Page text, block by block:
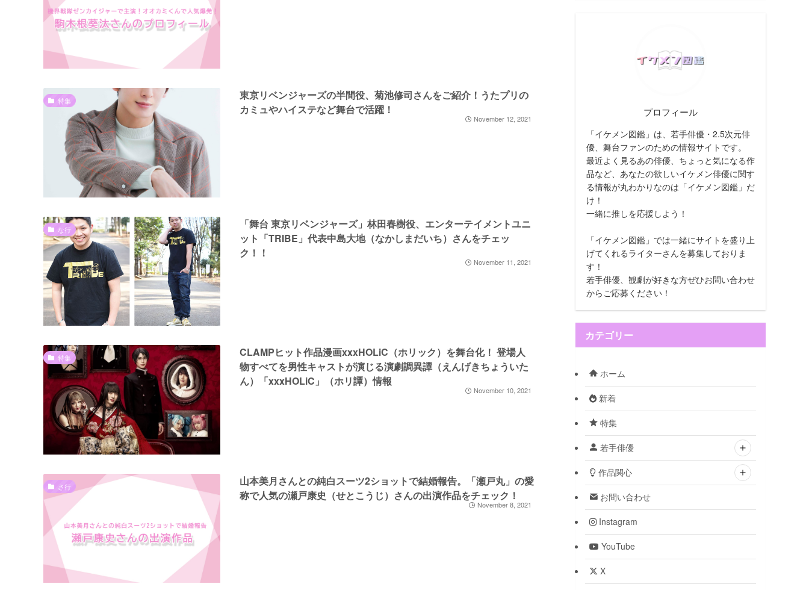
特集
東京リベンジャーズの半間役、菊池修司さんをご紹介！うたプリの
カミュやハイステなど舞台で活躍！
November 12, 2021
な行
「舞台 東京リベンジャーズ」林田春樹役、エンターテイメントユニ
ット「TRIBE」代表中島大地（なかしまだいち）さんをチェッ
ク！！
November 11, 2021
特集
CLAMPヒット作品漫画xxxHOLiC（ホリック）を舞台化！ 登場人
物すべてを男性キャストが演じる演劇調異譚（えんげきちょういた
ん）「xxxHOLiC」（ホリ譚）情報
November 10, 2021
さ行
山本美月さんとの純白スーツ2ショットで結婚報告。「瀬戸丸」の愛
称で人気の瀬戸康史（せとこうじ）さんの出演作品をチェック！
November 8, 2021
プロフィール
「イケメン図鑑」は、若手俳優・2.5次元俳
優、舞台ファンのための情報サイトです。
最近よく見るあの俳優、ちょっと気になる作
品など、あなたの欲しいイケメン俳優に関す
る情報が丸わかりなのは「イケメン図鑑」だ
け！
一緒に推しを応援しよう！
「イケメン図鑑」では一緒にサイトを盛り上
げてくれるライターさんを募集しておりま
す！
若手俳優、観劇が好きな方ぜひお問い合わせ
からご応募ください！
カテゴリー
ホーム
新着
特集
若手俳優
作品関心
お問い合わせ
Instagram
YouTube
X